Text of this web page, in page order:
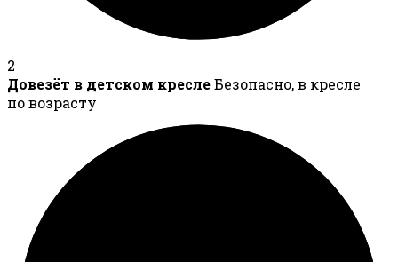
2
Довезёт в детском креслеБезопасно, в кресле
по возрасту